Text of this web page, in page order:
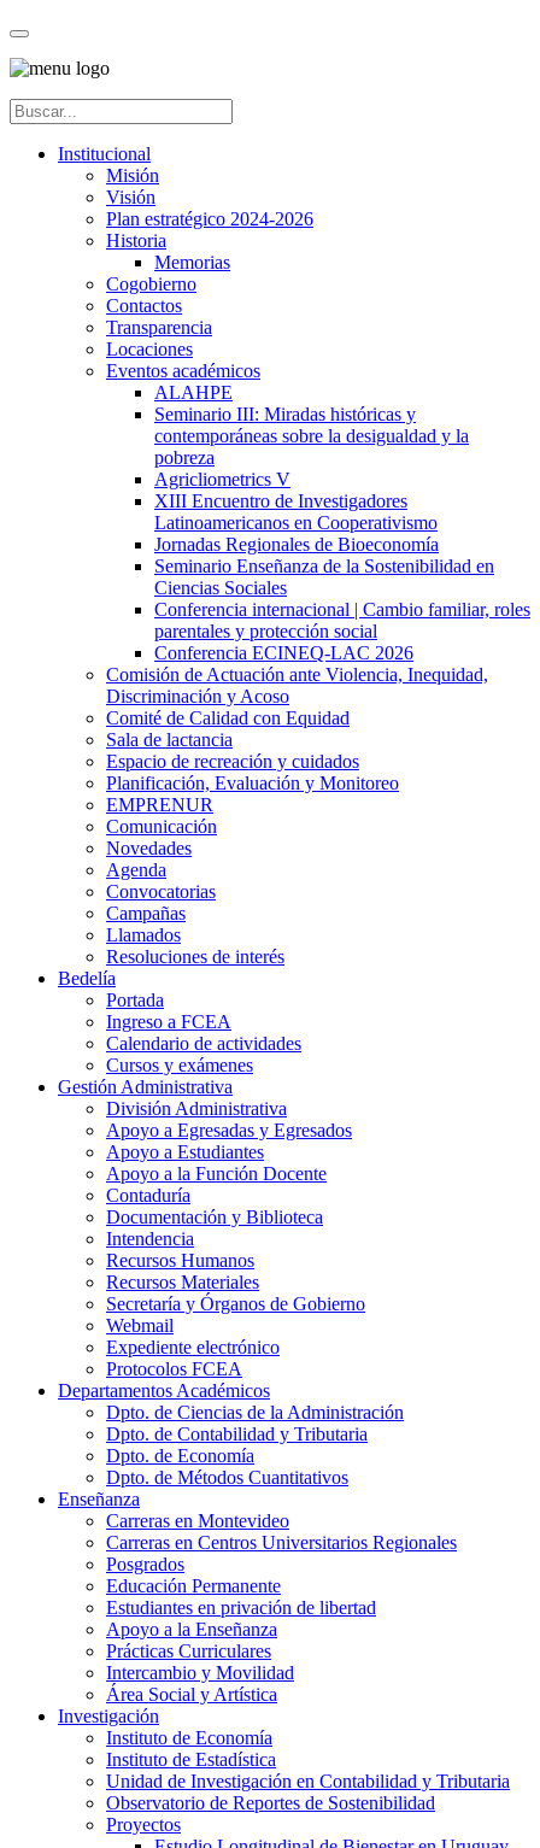
Institucional
Misión
Visión
Plan estratégico 2024-2026
Historia
Memorias
Cogobierno
Contactos
Transparencia
Locaciones
Eventos académicos
ALAHPE
Seminario III: Miradas históricas y
contemporáneas sobre la desigualdad y la
pobreza
Agricliometrics V
XIII Encuentro de Investigadores
Latinoamericanos en Cooperativismo
Jornadas Regionales de Bioeconomía
Seminario Enseñanza de la Sostenibilidad en
Ciencias Sociales
Conferencia internacional | Cambio familiar, roles
parentales y protección social
Conferencia ECINEQ-LAC 2026
Comisión de Actuación ante Violencia, Inequidad,
Discriminación y Acoso
Comité de Calidad con Equidad
Sala de lactancia
Espacio de recreación y cuidados
Planificación, Evaluación y Monitoreo
EMPRENUR
Comunicación
Novedades
Agenda
Convocatorias
Campañas
Llamados
Resoluciones de interés
Bedelía
Portada
Ingreso a FCEA
Calendario de actividades
Cursos y exámenes
Gestión Administrativa
División Administrativa
Apoyo a Egresadas y Egresados
Apoyo a Estudiantes
Apoyo a la Función Docente
Contaduría
Documentación y Biblioteca
Intendencia
Recursos Humanos
Recursos Materiales
Secretaría y Órganos de Gobierno
Webmail
Expediente electrónico
Protocolos FCEA
Departamentos Académicos
Dpto. de Ciencias de la Administración
Dpto. de Contabilidad y Tributaria
Dpto. de Economía
Dpto. de Métodos Cuantitativos
Enseñanza
Carreras en Montevideo
Carreras en Centros Universitarios Regionales
Posgrados
Educación Permanente
Estudiantes en privación de libertad
Apoyo a la Enseñanza
Prácticas Curriculares
Intercambio y Movilidad
Área Social y Artística
Investigación
Instituto de Economía
Instituto de Estadística
Unidad de Investigación en Contabilidad y Tributaria
Observatorio de Reportes de Sostenibilidad
Proyectos